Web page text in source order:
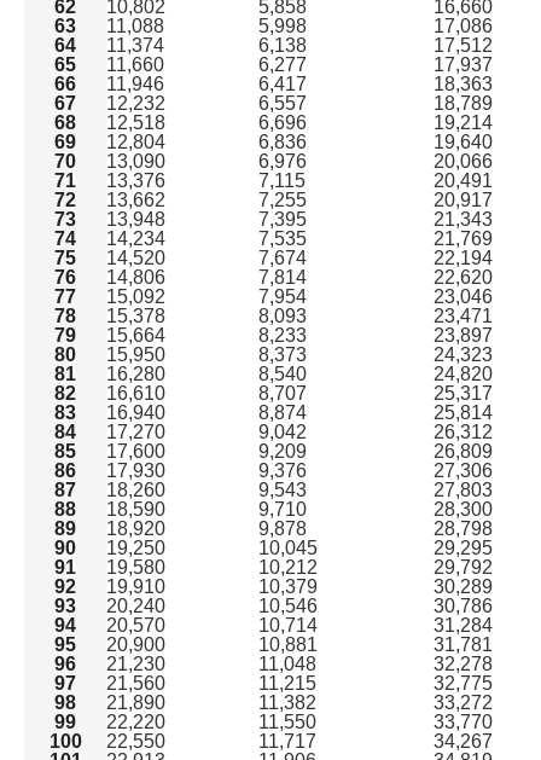
62 10,802 5,858
16,660
63
11,088 5,998
17,086
64
11,374 6,138
17,512
65
11,660 6,277
17,937
66
11,946 6,417
18,363
67
12,232 6,557
18,789
68
12,518 6,696
19,214
69
12,804 6,836
19,640
70
13,090 6,976
20,066
71
13,376 7,115
20,491
72
13,662 7,255
20,917
73
13,948 7,395
21,343
74
14,234 7,535
21,769
75
14,520 7,674
22,194
76
14,806 7,814
22,620
77
15,092 7,954
23,046
78
15,378 8,093
23,471
79
15,664 8,233
23,897
80
15,950 8,373
24,323
81
16,280 8,540
24,820
82
16,610 8,707
25,317
83
16,940 8,874
25,814
84
17,270 9,042
26,312
85
17,600 9,209
26,809
86
17,930 9,376
27,306
87
18,260 9,543
27,803
88
18,590 9,710
28,300
89
18,920 9,878
28,798
90
19,250 10,045
29,295
91
19,580 10,212
29,792
92
19,910 10,379
30,289
93
20,240 10,546
30,786
94
20,570 10,714
31,284
95
20,900 10,881
31,781
96
21,230 11,048
32,278
97
21,560 11,215
32,775
98
21,890 11,382
33,272
99
22,220 11,550
33,770
100
22,550 11,717
34,267
池田市で水道を開栓する方法は2種類
ガスや電気も申し込むなら「全国水道サポートセンタ
ー」からがおすすめ！
池田市で水道手続きに必要な情報
池田市の水道料金一覧表
池田市の水道料金の支払い方法は3種類
水道に関する引越し後の注意点
よくある質問
まとめ｜池田市での水道手続き